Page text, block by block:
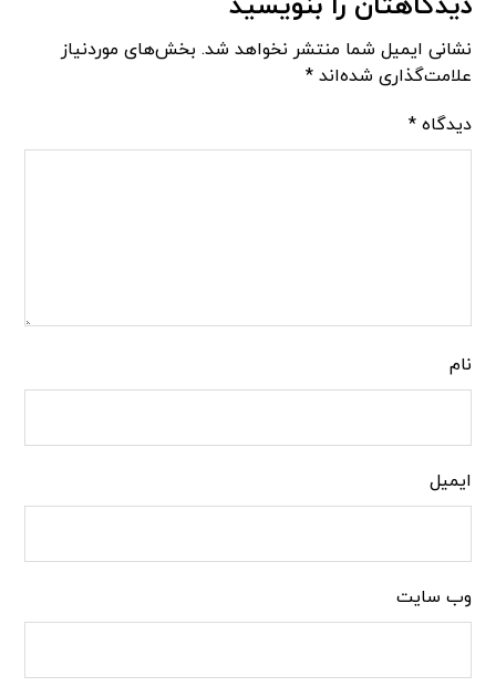
نشانی ایمیل شما منتشر نخواهد شد. بخش‌های موردنیاز
علامت‌گذاری شده‌اند*
دیدگاه*
نام
ایمیل
وب‌ سایت